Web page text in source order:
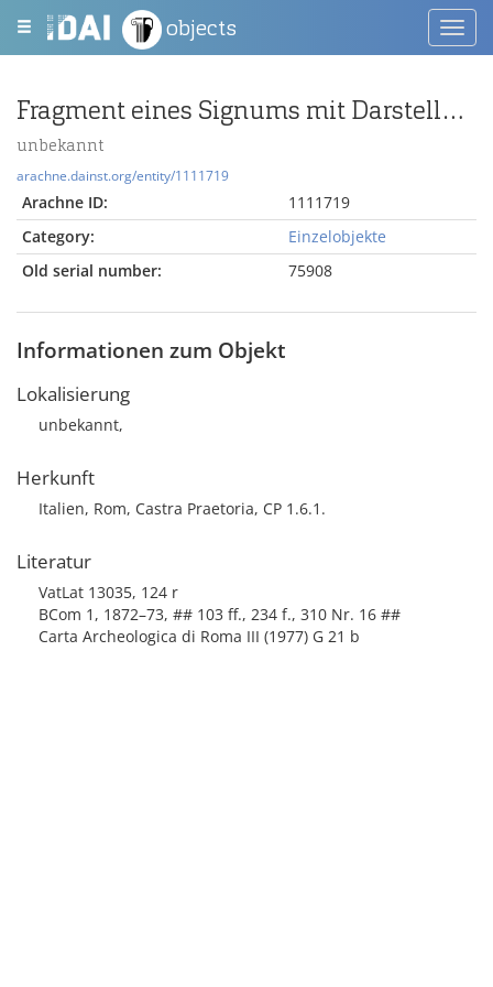
objects
Fragment eines Signums mit Darstellung einer Kaiserbüste in einer corona
unbekannt
arachne.dainst.org/entity/1111719
Arachne ID:
1111719
Category:
Einzelobjekte
Old serial number:
75908
Informationen zum Objekt
Lokalisierung
unbekannt,
Herkunft
Italien, Rom, Castra Praetoria, CP 1.6.1.
Literatur
VatLat 13035, 124 r
BCom 1, 1872–73, ## 103 ff., 234 f., 310 Nr. 16 ##
Carta Archeologica di Roma III (1977) G 21 b